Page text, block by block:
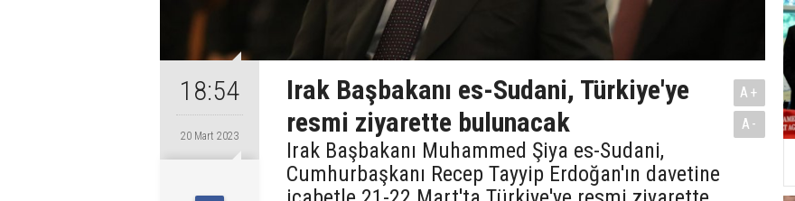
18:54
20 Mart 2023
Irak Başbakanı es-Sudani, Türkiye'ye
resmi ziyarette bulunacak
Irak Başbakanı Muhammed Şiya es-Sudani,
Cumhurbaşkanı Recep Tayyip Erdoğan'ın davetine
A+
A-